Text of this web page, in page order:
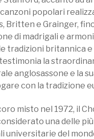
popolari
Britten e Grainger,
di madrigali e
tradizioni britannica e
la
anglosassone e la
con la tradizione
misto nel 1972, il
una delle
universitarie del